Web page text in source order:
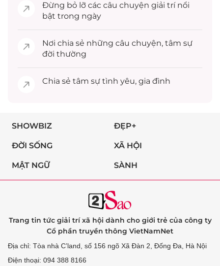
Đừng bỏ lỡ các câu chuyện giải trínổi
bật trong ngày
Nơi chia sẻ những câu chuyện, tâm sự
đời thường
Chia sẻ tâm sự tình yêu, gia đình
SHOWBIZ ĐẸP+
ĐỜI SỐNG XÃ HỘI
MẬT NGỮ SÀNH
Trang tin tức giải trí xã hội dành cho giới trẻ của công ty
Cổ phần truyền thông VietNamNet
Địa chỉ: Tòa nhà C’land, số 156 ngõ Xã Đàn 2, Đống Đa, Hà Nội
Điện thoại: 094 388 8166